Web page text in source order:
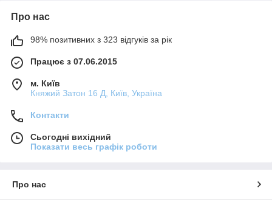
Про нас
98% позитивних з 323 відгуків за рік
Працює з 07.06.2015
м. Київ
Княжий Затон 16 Д, Київ, Україна
Контакти
Сьогодні вихідний
Показати весь графік роботи
Про нас